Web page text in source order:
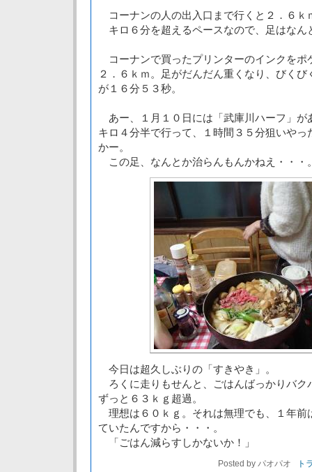
コーナンの人の出入口まで行くと２．６ｋ
キロ６分を超えるペースなので、足はなん
コーナンで買ったプリンターのインクをポ
２．６ｋｍ。足がだんだん重くなり、びく
が１６分５３秒。
あー、１月１０日には「武庫川ハーフ」が
キロ４分半で行って、１時間３５分狙いや
かー。
この足、なんとか治らんもんかねえ・・・
今日は超久しぶりの「すきやき」。
ろくに走りもせんと、ごはんばっかりバク
ずっと６３ｋｇ超過。
理想は６０ｋｇ。それは無理でも、１年前
ていたんですから・・・。
「ごはん減らすしかないか！」
Posted by パオパオ ト